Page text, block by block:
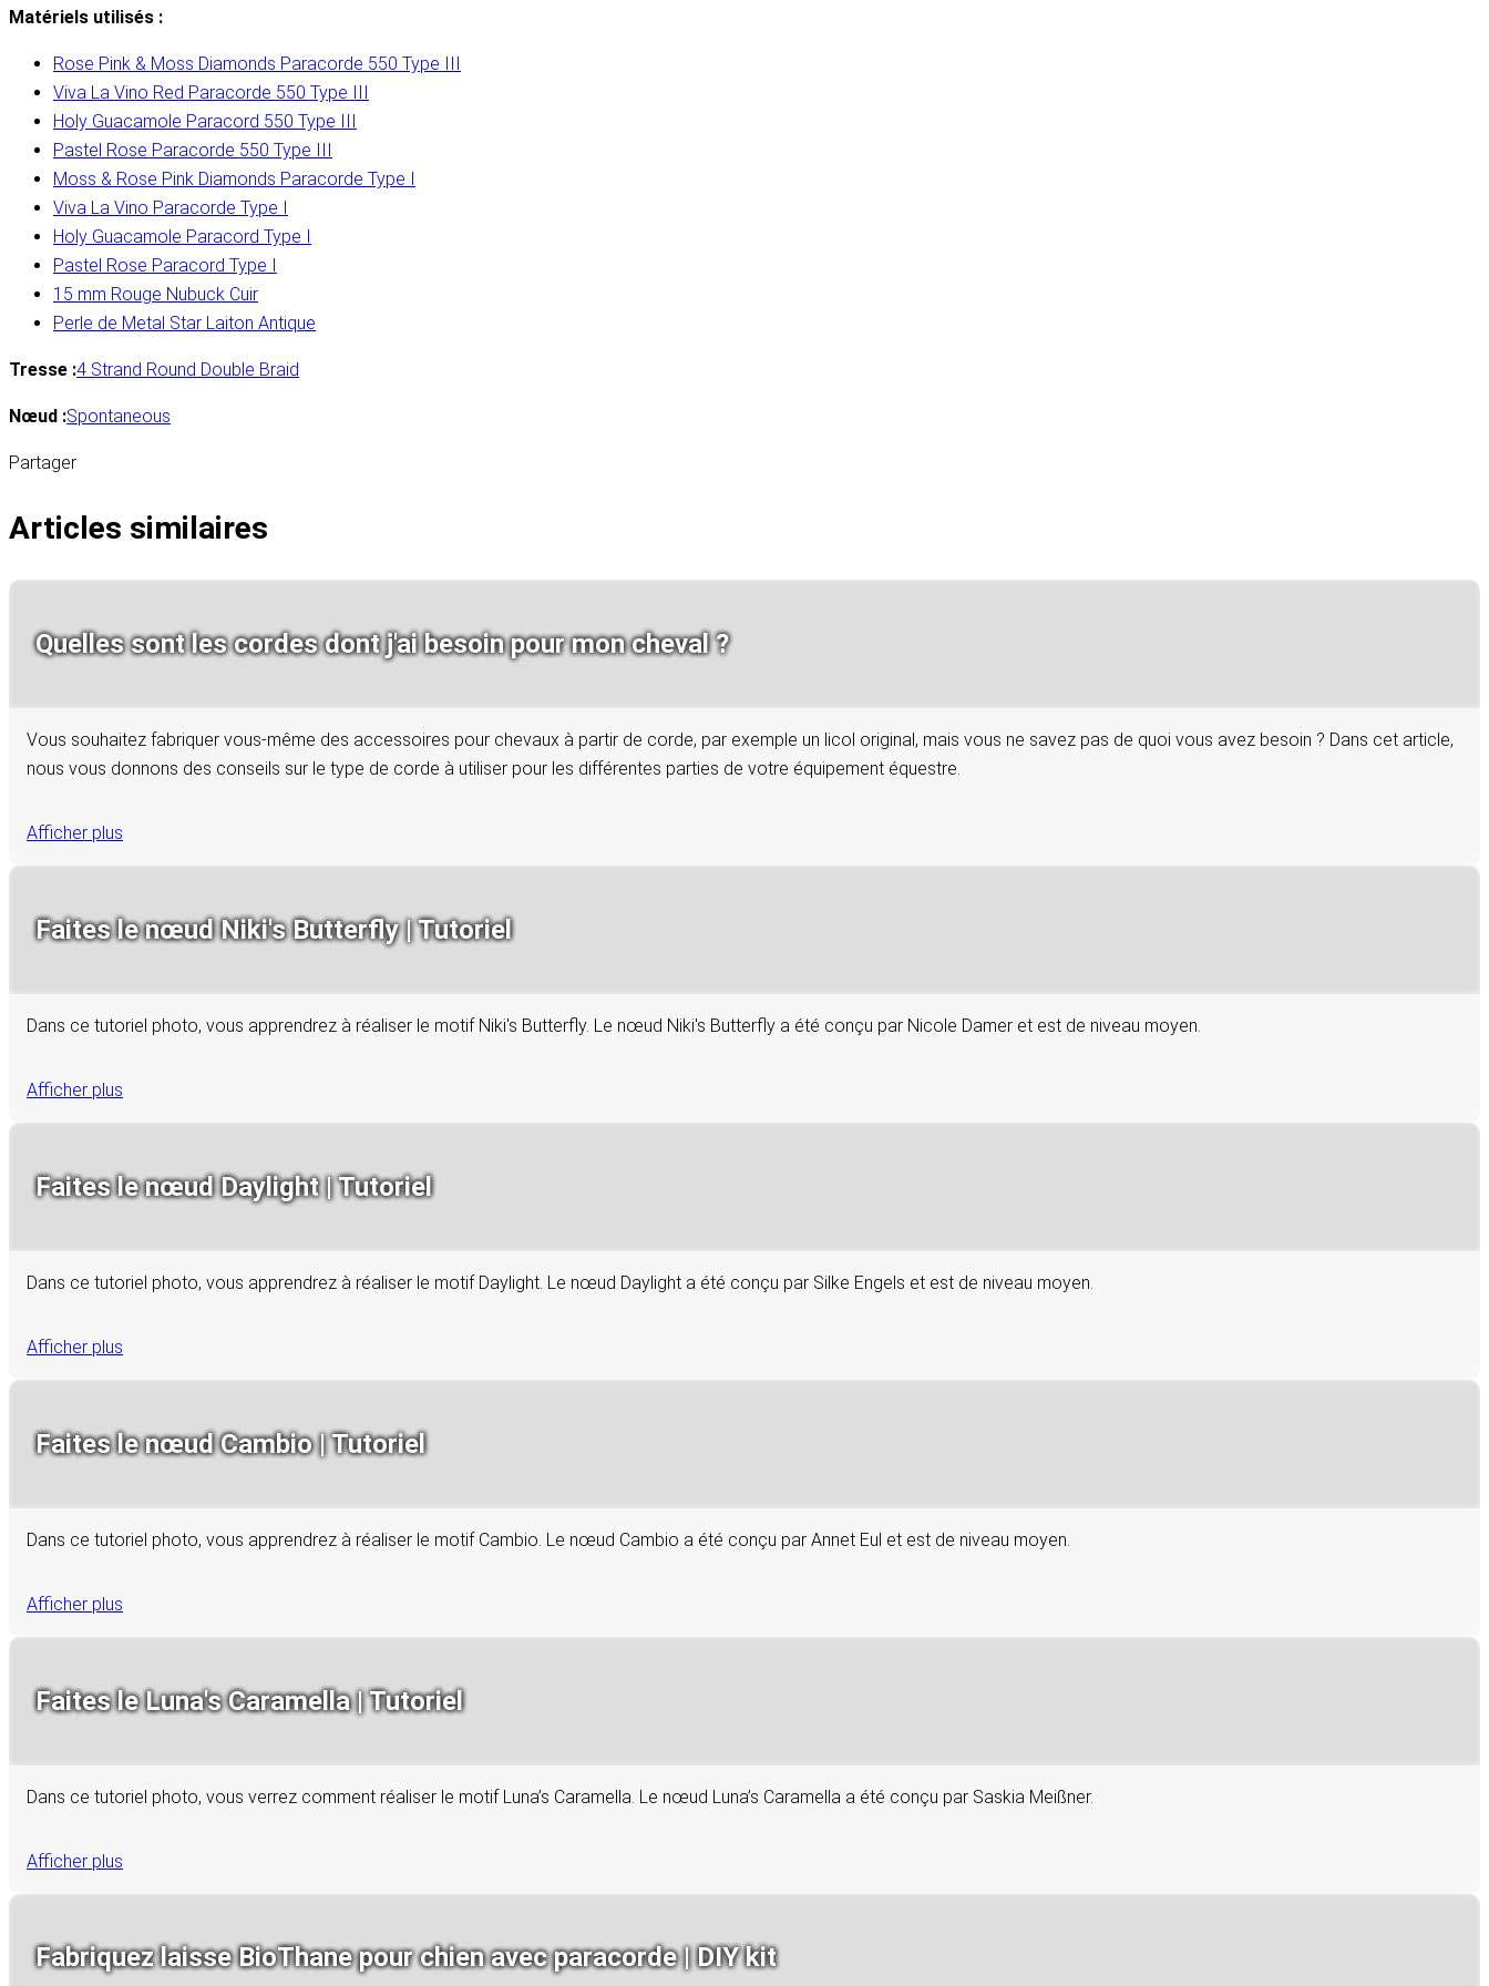
Matériels utilisés :
Rose Pink & Moss Diamonds Paracorde 550 Type III
Viva La Vino Red Paracorde 550 Type III
Holy Guacamole Paracord 550 Type III
Pastel Rose Paracorde 550 Type III
Moss & Rose Pink Diamonds Paracorde Type I
Viva La Vino Paracorde Type I
Holy Guacamole Paracord Type I
Pastel Rose Paracord Type I
15 mm Rouge Nubuck Cuir
Perle de Metal Star Laiton Antique
Tresse :4 Strand Round Double Braid
Nœud :Spontaneous
Partager
Articles similaires
Quelles sont les cordes dont j'ai besoin pour mon cheval ?
Vous souhaitez fabriquer vous-même des accessoires pour chevaux à partir de corde, par exemple un licol original, mais vous ne savez pas de quoi vous avez besoin ? Dans cet article,
nous vous donnons des conseils sur le type de corde à utiliser pour les différentes parties de votre équipement équestre.
Afficher plus
Faites le nœud Niki's Butterfly | Tutoriel
Dans ce tutoriel photo, vous apprendrez à réaliser le motif Niki's Butterfly. Le nœud Niki's Butterfly a été conçu par Nicole Damer et est de niveau moyen.
Afficher plus
Faites le nœud Daylight | Tutoriel
Dans ce tutoriel photo, vous apprendrez à réaliser le motif Daylight. Le nœud Daylight a été conçu par Silke Engels et est de niveau moyen.
Afficher plus
Faites le nœud Cambio | Tutoriel
Dans ce tutoriel photo, vous apprendrez à réaliser le motif Cambio. Le nœud Cambio a été conçu par Annet Eul et est de niveau moyen.
Afficher plus
Faites le Luna's Caramella | Tutoriel
Dans ce tutoriel photo, vous verrez comment réaliser le motif Luna’s Caramella. Le nœud Luna’s Caramella a été conçu par Saskia Meißner.
Afficher plus
Fabriquez laisse BioThane pour chien avec paracorde | DIY kit